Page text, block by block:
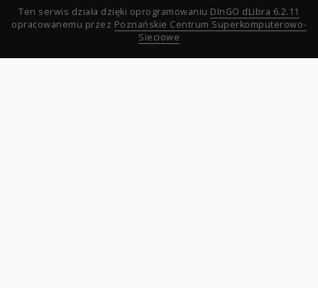
Ten serwis działa dzięki oprogramowaniu DInGO dLibra 6.2.11
opracowanemu przez Poznańskie Centrum Superkomputerowo-
Sieciowe